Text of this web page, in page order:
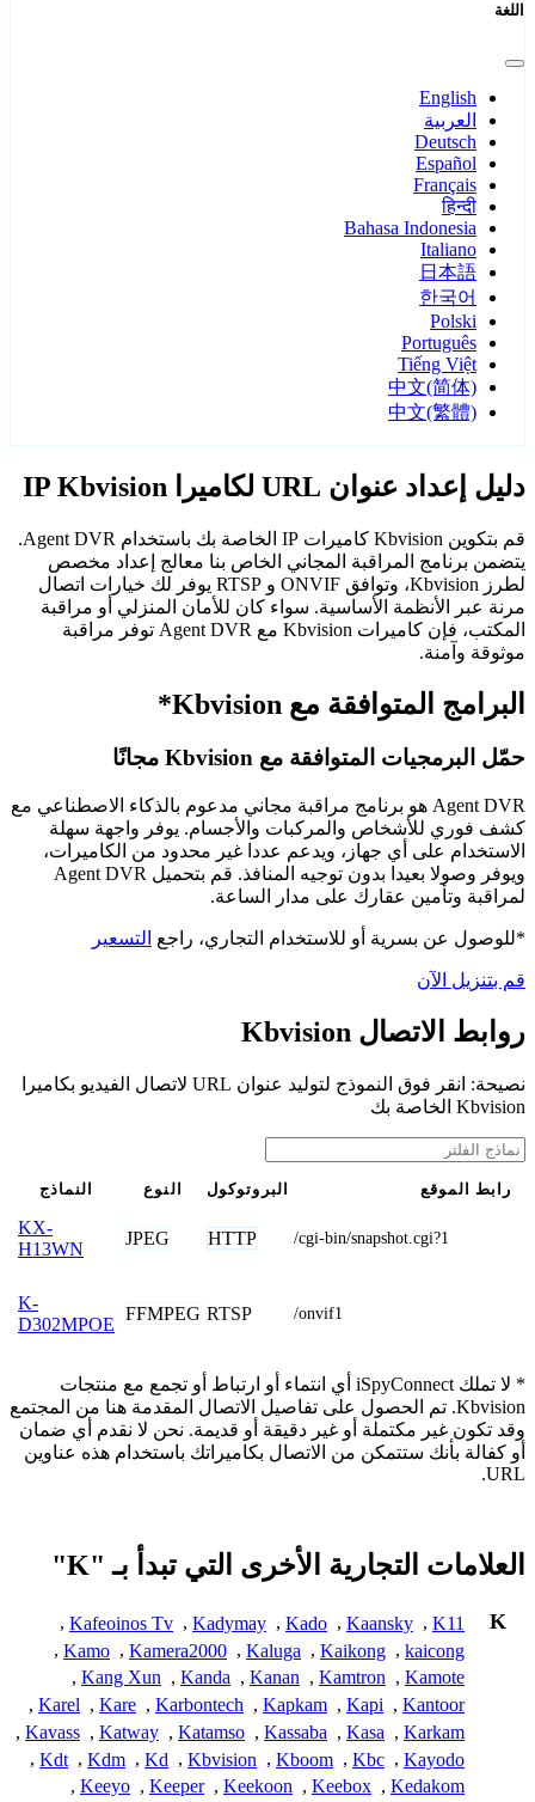
اللغة
English
العربية
Deutsch
Español
Français
हिन्दी
Bahasa Indonesia
Italiano
日本語
한국어
Polski
Português
Tiếng Việt
中文(简体)
中文(繁體)
دليل إعداد عنوان URL لكاميرا IP Kbvision
قم بتكوين Kbvision كاميرات IP الخاصة بك باستخدام Agent DVR.
يتضمن برنامج المراقبة المجاني الخاص بنا معالج إعداد مخصص
لطرز Kbvision، وتوافق ONVIF و RTSP يوفر لك خيارات اتصال
مرنة عبر الأنظمة الأساسية. سواء كان للأمان المنزلي أو مراقبة
المكتب، فإن كاميرات Kbvision مع Agent DVR توفر مراقبة
موثوقة وآمنة.
البرامج المتوافقة مع Kbvision*
حمّل البرمجيات المتوافقة مع Kbvision مجانًا
Agent DVR هو برنامج مراقبة مجاني مدعوم بالذكاء الاصطناعي مع
كشف فوري للأشخاص والمركبات والأجسام. يوفر واجهة سهلة
الاستخدام على أي جهاز، ويدعم عددا غير محدود من الكاميرات،
ويوفر وصولا بعيدا بدون توجيه المنافذ. قم بتحميل Agent DVR
لمراقبة وتأمين عقارك على مدار الساعة.
*للوصول عن بسرية أو للاستخدام التجاري، راجع التسعير
قم بتنزيل الآن
روابط الاتصال Kbvision
نصيحة: انقر فوق النموذج لتوليد عنوان URL لاتصال الفيديو بكاميرا
Kbvision الخاصة بك
النماذج النوع البروتوكول رابط الموقع
KX-
H13WN
JPEG HTTP /cgi-bin/snapshot.cgi?1
K-
D302MPOE
FFMPEG RTSP /onvif1
* لا تملك iSpyConnect أي انتماء أو ارتباط أو تجمع مع منتجات
Kbvision. تم الحصول على تفاصيل الاتصال المقدمة هنا من المجتمع
وقد تكون غير مكتملة أو غير دقيقة أو قديمة. نحن لا نقدم أي ضمان
أو كفالة بأنك ستتمكن من الاتصال بكاميراتك باستخدام هذه عناوين
URL.
العلامات التجارية الأخرى التي تبدأ بـ "K"
K
K11
,
Kaansky
,
Kado
,
Kadymay
,
Kafeoinos Tv
,
kaicong
,
Kaikong
,
Kaluga
,
Kamera2000
,
Kamo
,
Kamote
,
Kamtron
,
Kanan
,
Kanda
,
Kang Xun
,
Kantoor
,
Kapi
,
Kapkam
,
Karbontech
,
Kare
,
Karel
,
Karkam
,
Kasa
,
Kassaba
,
Katamso
,
Katway
,
Kavass
,
Kayodo
,
Kbc
,
Kboom
,
Kbvision
,
Kd
,
Kdm
,
Kdt
,
Kedakom
,
Keebox
,
Keekoon
,
Keeper
,
Keeyo
,